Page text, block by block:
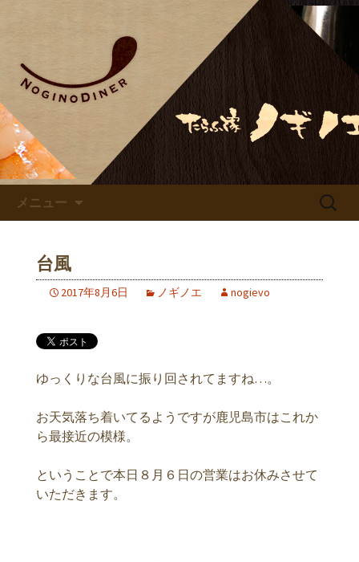
ノギノエ・ノギノダイナーの
公式サイト
鹿児島でのお食事ならノギノダイナ
ー、居酒屋ノギノエ
メニュー
検
台風
2017年8月6日 ノギノエ nogievo
ゆっくりな台風に振り回されてますね…。
お天気落ち着いてるようですが鹿児島市はこれか
ら最接近の模様。
ということで本日８月６日の営業はお休みさせて
いただきます。